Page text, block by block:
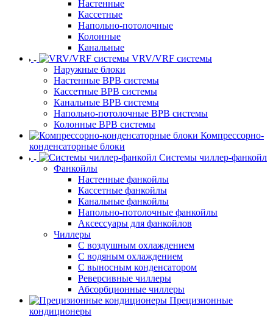
Настенные
Кассетные
Напольно-потолочные
Колонные
Канальные
VRV/VRF системы
Наружные блоки
Настенные ВРВ системы
Кассетные ВРВ системы
Канальные ВРВ системы
Напольно-потолочные ВРВ системы
Колонные ВРВ системы
Компрессорно-
конденсаторные блоки
Системы чиллер-фанкойл
Фанкойлы
Настенные фанкойлы
Кассетные фанкойлы
Канальные фанкойлы
Напольно-потолочные фанкойлы
Аксессуары для фанкойлов
Чиллеры
С воздушным охлаждением
С водяным охлаждением
С выносным конденсатором
Реверсивные чиллеры
Абсорбционные чиллеры
Прецизионные
кондиционеры